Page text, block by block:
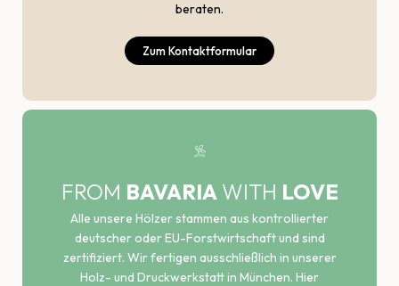
beraten.
Zum Kontaktformular
FROM BAVARIA WITH LOVE
Alle unsere Hölzer stammen aus kontrollierter
deutscher oder EU-Forstwirtschaft und sind
zertifiziert. Wir fertigen ausschließlich in unserer
Holz- und Druckwerkstatt in München. Hier